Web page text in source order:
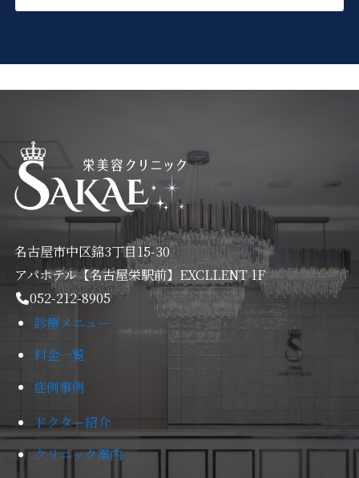
名古屋市中区錦3丁目15-30
アパホテル【名古屋栄駅前】EXCLLENT 1F
052-212-8905
診療メニュー
料金一覧
症例事例
ドクター紹介
クリニック案内